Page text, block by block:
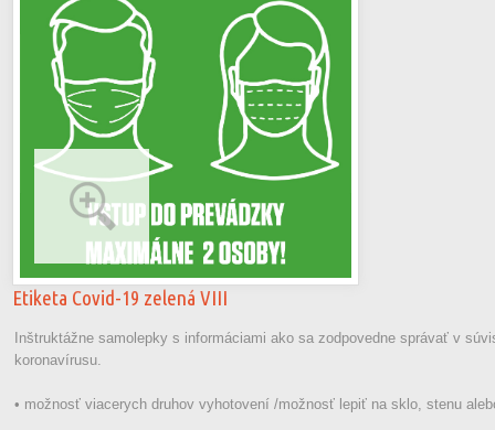
Etiketa Covid-19 zelená VIII
Inštruktážne samolepky s informáciami ako sa zodpovedne správať v
koronavírusu.
• možnosť viacerych druhov vyhotovení /možnosť lepiť na sklo, stenu